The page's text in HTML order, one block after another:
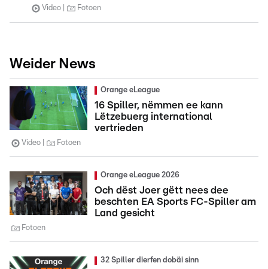
Video Fotoen
Weider News
Orange eLeague
16 Spiller, nëmmen ee kann
Lëtzebuerg international
vertrieden
Video Fotoen
Orange eLeague 2026
Och dëst Joer gëtt nees dee
beschten EA Sports FC-Spiller am
Land gesicht
Fotoen
32 Spiller dierfen dobäi sinn